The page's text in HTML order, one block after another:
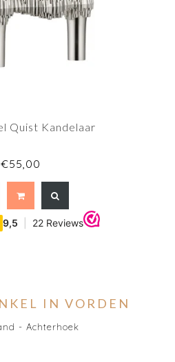
Quist Kandelaar
€55,00
IN VORDEN
- Achterhoek